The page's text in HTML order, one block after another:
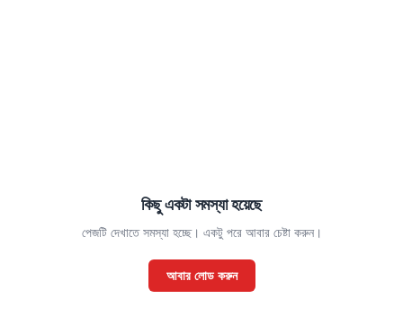
কিছু একটা সমস্যা হয়েছে
পেজটি দেখাতে সমস্যা হচ্ছে। একটু পরে আবার চেষ্টা করুন।
আবার লোড করুন